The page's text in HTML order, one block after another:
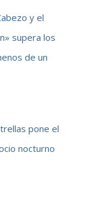
y el
supera los
de un
pone el
nocturno